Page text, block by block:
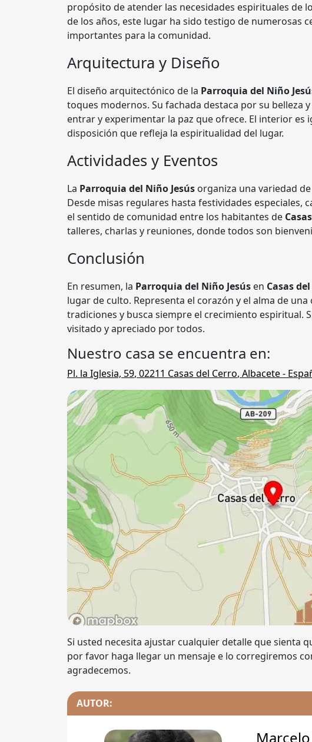
propósito de atender las necesidades espirituales de
de los años, este lugar ha sido testigo de numerosas
importantes para la comunidad.
Arquitectura y Diseño
El diseño arquitectónico de la Parroquia del Niño
toques modernos. Su fachada destaca por su belleza
entrar y experimentar la paz que ofrece. El interior es
disposición que refleja la espiritualidad del lugar.
Actividades y Eventos
La Parroquia del Niño Jesús organiza una variedad
Desde misas regulares hasta festividades especiales,
el sentido de comunidad entre los habitantes de
talleres, charlas y reuniones, donde todos son
Conclusión
En resumen, la Parroquia del Niño Jesús en Casas
lugar de culto. Representa el corazón y el alma de
tradiciones y busca siempre el crecimiento espiritual.
visitado y apreciado por todos.
Nuestro casa se encuentra en:
Pl. la Iglesia, 59, 02211 Casas del Cerro, Albacete-
Si usted necesita ajustar cualquier detalle que sienta
por favor haga llegar un mensaje e lo corregiremos
agradecemos.
AUTOR: